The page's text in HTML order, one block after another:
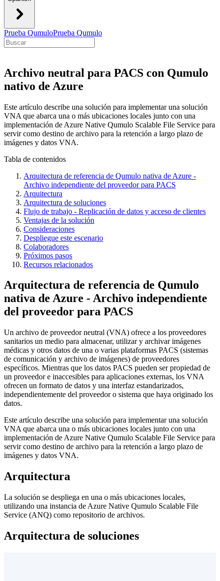
Prueba QumuloPrueba Qumulo
Archivo neutral para PACS con Qumulo
nativo de Azure
Este artículo describe una solución para implementar una solución
VNA que abarca una o más ubicaciones locales junto con una
implementación de Azure Native Qumulo Scalable File Service para
servir como destino de archivo para la retención a largo plazo de
imágenes y datos VNA.
Tabla de contenidos
Arquitectura de referencia de Qumulo nativa de Azure -
Archivo independiente del proveedor para PACS
Arquitectura
Arquitectura de soluciones
Flujo de trabajo - Replicación de datos y acceso de clientes
Ventajas de la solución
Consideraciones
Despliegue este escenario
Colaboradores
Próximos pasos
Recursos relacionados
Arquitectura de referencia de Qumulo
nativa de Azure - Archivo independiente
del proveedor para PACS
Un archivo de proveedor neutral (VNA) ofrece a los proveedores
sanitarios un medio para almacenar, utilizar y archivar imágenes
médicas y otros datos de una o varias plataformas PACS (sistemas
de comunicación y archivo de imágenes) de proveedores
específicos. Mientras que los datos PACS pueden ser propiedad de
un proveedor e inaccesibles para aplicaciones externas, los VNA
ofrecen un formato de datos y una interfaz estandarizados,
independientemente del proveedor o sistema que haya originado los
datos.
Este artículo describe una solución para implementar una solución
VNA que abarca una o más ubicaciones locales junto con una
implementación de Azure Native Qumulo Scalable File Service para
servir como destino de archivo para la retención a largo plazo de
imágenes y datos VNA.
Arquitectura
La solución se despliega en una o más ubicaciones locales,
utilizando una instancia de Azure Native Qumulo Scalable File
Service (ANQ) como repositorio de archivos.
Arquitectura de soluciones